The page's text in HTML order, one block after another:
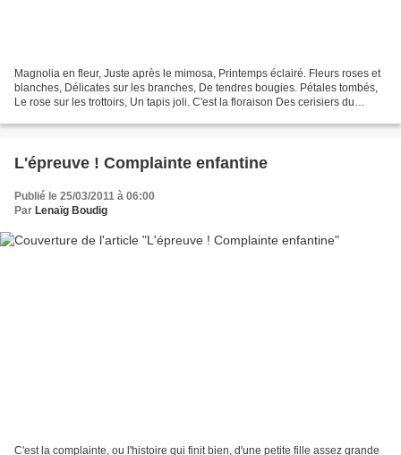
Magnolia en fleur, Juste après le mimosa, Printemps éclairé. Fleurs roses et
blanches, Délicates sur les branches, De tendres bougies. Pétales tombés,
Le rose sur les trottoirs, Un tapis joli. C'est la floraison Des cerisiers du
L'épreuve ! Complainte enfantine
Publié le 25/03/2011 à 06:00
Par Lenaïg Boudig
C'est la complainte, ou l'histoire qui finit bien, d'une petite fille assez grande